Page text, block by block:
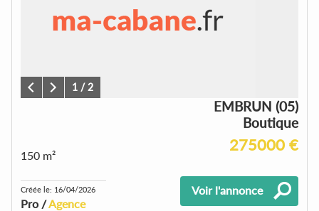
1 /2
EMBRUN (05)
Boutique
275000 €
150 m²
Créée le: 16/04/2026
Pro /Agence
Voir l'annonce